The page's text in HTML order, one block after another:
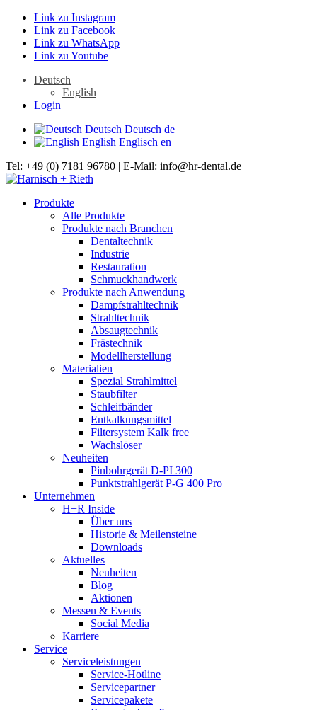
Link zu Instagram
Link zu Facebook
Link zu WhatsApp
Link zu Youtube
Deutsch
English
Login
Deutsch Deutsch de
English Englisch en
Tel: +49 (0) 7181 96780 | E-Mail: info@hr-dental.de
Produkte
Alle Produkte
Produkte nach Branchen
Dentaltechnik
Industrie
Restauration
Schmuckhandwerk
Produkte nach Anwendung
Dampfstrahltechnik
Strahltechnik
Absaugtechnik
Frästechnik
Modellherstellung
Materialien
Spezial Strahlmittel
Staubfilter
Schleifbänder
Entkalkungsmittel
Filtersystem Kalk free
Wachslöser
Neuheiten
Pinbohrgerät D-PI 300
Punktstrahlgerät P-G 400 Pro
Unternehmen
H+R Inside
Über uns
Historie & Meilensteine
Downloads
Aktuelles
Neuheiten
Blog
Aktionen
Messen & Events
Social Media
Karriere
Service
Serviceleistungen
Service-Hotline
Servicepartner
Servicepakete